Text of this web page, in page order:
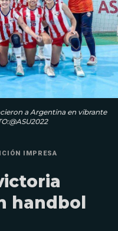
a Argentina en vibrante
IMPRESA
handbol